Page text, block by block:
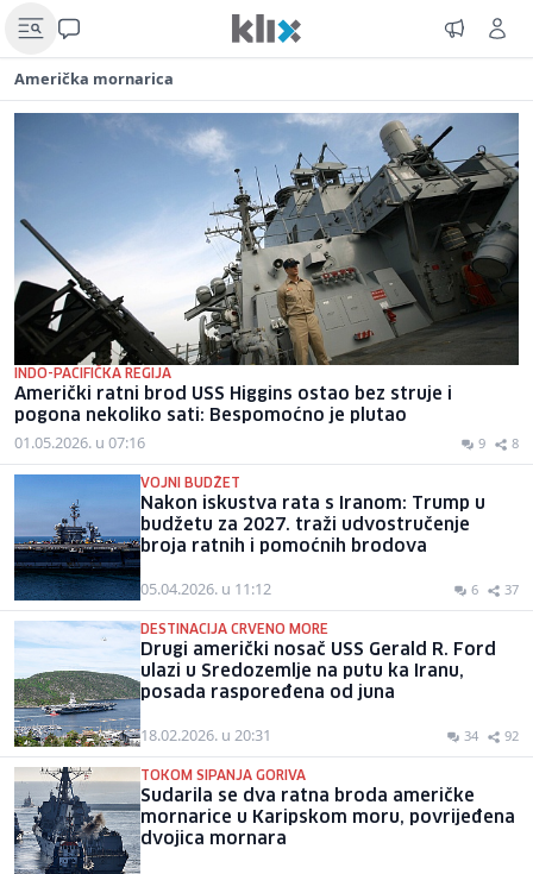
Američka mornarica
INDO-PACIFIČKA REGIJA
Američki ratni brod USS Higgins ostao bez struje i
pogona nekoliko sati: Bespomoćno je plutao
01.05.2026. u 07:16 9 8
VOJNI BUDŽET
Nakon iskustva rata s Iranom: Trump u
budžetu za 2027. traži udvostručenje
broja ratnih i pomoćnih brodova
05.04.2026. u 11:12 6 37
DESTINACIJA CRVENO MORE
Drugi američki nosač USS Gerald R. Ford
ulazi u Sredozemlje na putu ka Iranu,
posada raspoređena od juna
18.02.2026. u 20:31 34 92
TOKOM SIPANJA GORIVA
Sudarila se dva ratna broda američke
mornarice u Karipskom moru, povrijeđena
dvojica mornara